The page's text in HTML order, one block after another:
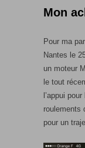
Mon
Pour ma
Nantes le
un moteur
le tout
l’appui
roulements
pour un